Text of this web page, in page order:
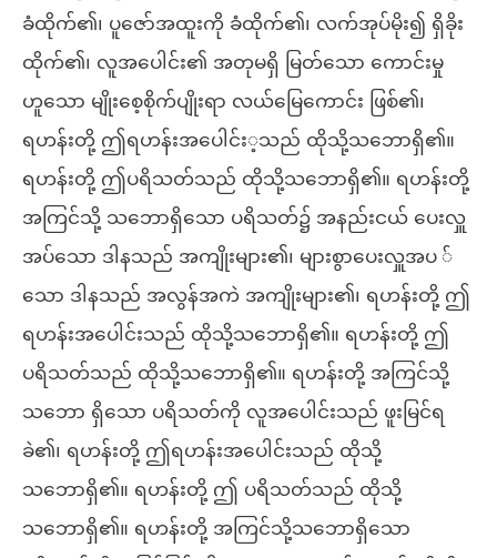
ခံထိုက်၏၊ ပူဇော်အထူးကို ခံထိုက်၏၊ လက်အုပ်မိုး၍ ရှိခိုး
ထိုက်၏၊ လူအပေါင်း၏ အတုမရှိ မြတ်သော ကောင်းမှု
ဟူသော မျိုးစေ့စိုက်ပျိုးရာ လယ်မြေကောင်း ဖြစ်၏၊
ရဟန်းတို့ ဤရဟန်းအပေါင်း့သည် ထိုသို့သဘောရှိ၏။
ရဟန်းတို့ ဤပရိသတ်သည် ထိုသို့သဘောရှိ၏။ ရဟန်းတို့
အကြင်သို့ သဘောရှိသော ပရိသတ်၌ အနည်းငယ် ပေးလှူ
အပ်သော ဒါနသည် အကျိုးများ၏၊ များစွာပေးလှူအပ ်
သော ဒါနသည် အလွန်အကဲ အကျိုးများ၏၊ ရဟန်းတို့ ဤ
ရဟန်းအပေါင်းသည် ထိုသို့သဘောရှိ၏။ ရဟန်းတို့ ဤ
ပရိသတ်သည် ထိုသို့သဘောရှိ၏။ ရဟန်းတို့ အကြင်သို့
သဘော ရှိသော ပရိသတ်ကို လူအပေါင်းသည် ဖူးမြင်ရ
ခဲ၏၊ ရဟန်းတို့ ဤရဟန်းအပေါင်းသည် ထိုသို့
သဘောရှိ၏။ ရဟန်းတို့ ဤ ပရိသတ်သည် ထိုသို့
သဘောရှိ၏။ ရဟန်းတို့ အကြင်သို့သဘောရှိသော